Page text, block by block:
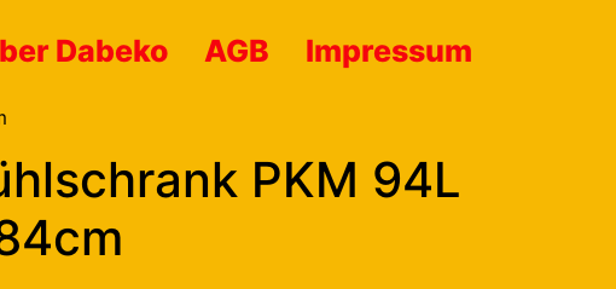
Dabeko AGB Impressum
PKM 94L